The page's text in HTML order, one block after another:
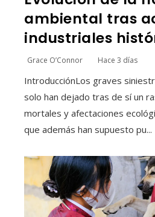
ambiental tras
industriales
Grace O’Connor Hace 3 días
IntroducciónLos graves
solo han dejado tras de sí un
mortales y afectaciones
que además han supuesto pu...